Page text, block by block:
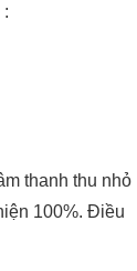
:
thanh thu nhỏ
100%. Điều